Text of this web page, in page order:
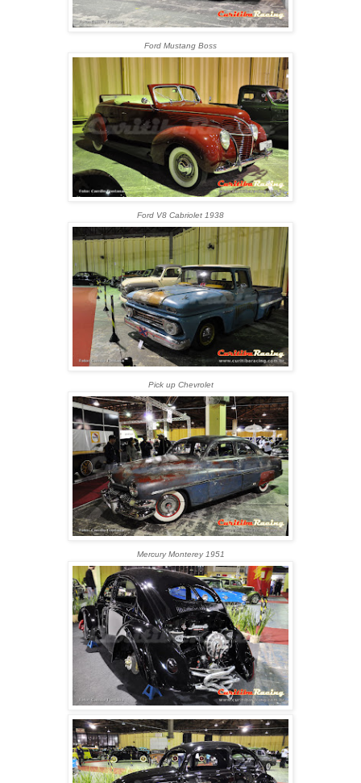
Ford Mustang Boss
Ford V8 Cabriolet 1938
Pick up Chevrolet
Mercury Monterey 1951